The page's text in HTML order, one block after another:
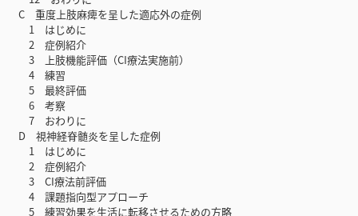
C 重度上肢麻痺を呈した適応外の症例
1 はじめに
2 症例紹介
3 上肢機能評価（CI療法実施前）
4 練習
5 最終評価
6 考察
7 おわりに
D 視神経脊髄炎を呈した症例
1 はじめに
2 症例紹介
3 CI療法前評価
4 課題指向型アプローチ
5 練習効果を生活に転移させるための方略